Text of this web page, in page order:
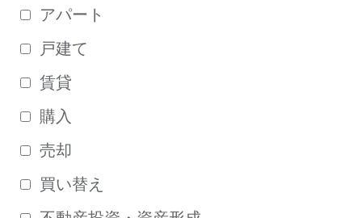
アパート
戸建て
賃貸
購入
売却
買い替え